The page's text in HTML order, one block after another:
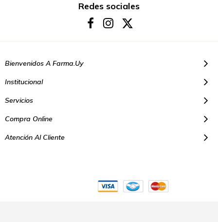
Redes sociales
Bienvenidos A Farma.uy
Institucional
Servicios
Compra Online
Atención Al Cliente